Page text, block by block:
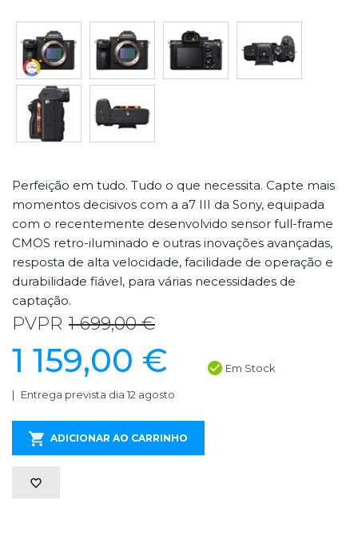
Perfeição em tudo. Tudo o que necessita. Capte mais
momentos decisivos com a a7 III da Sony, equipada
com o recentemente desenvolvido sensor full-frame
CMOS retro-iluminado e outras inovações avançadas,
resposta de alta velocidade, facilidade de operação e
durabilidade fiável, para várias necessidades de
captação.
PVPR 1 699,00 €
1 159,00 € Em Stock
Entrega prevista dia 12 agosto
ADICIONAR AO CARRINHO